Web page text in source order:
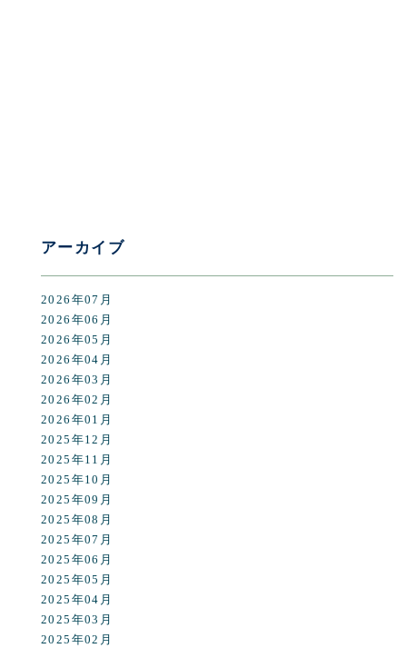
アーカイブ
2026年07月
2026年06月
2026年05月
2026年04月
2026年03月
2026年02月
2026年01月
2025年12月
2025年11月
2025年10月
2025年09月
2025年08月
2025年07月
2025年06月
2025年05月
2025年04月
2025年03月
2025年02月